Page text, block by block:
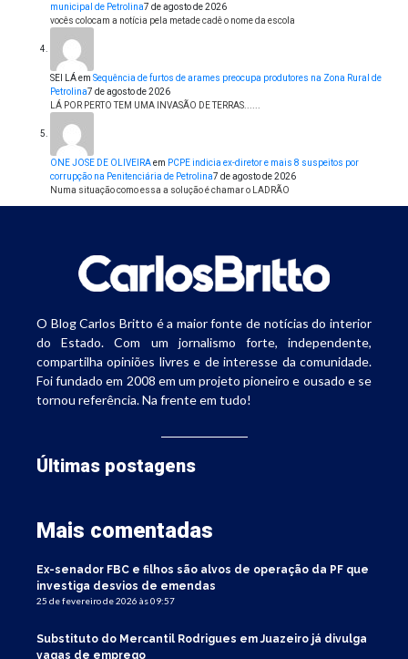
municipal de Petrolina7 de agosto de 2026
vocês colocam a notícia pela metade cadê o nome da escola
SEI LÁem Sequência de furtos de arames preocupa produtores na Zona Rural de
Petrolina7 de agosto de 2026
LÁ POR PERTO TEM UMA INVASÃO DE TERRAS......
ONE JOSE DE OLIVEIRAem PCPE indicia ex-diretor e mais 8 suspeitos por
corrupção na Penitenciária de Petrolina7 de agosto de 2026
Numa situação como essa a solução é chamar o LADRÃO
O Blog Carlos Britto é a maior fonte de notícias do interior
do Estado. Com um jornalismo forte, independente,
compartilha opiniões livres e de interesse da comunidade.
Foi fundado em 2008 em um projeto pioneiro e ousado e se
tornou referência. Na frente em tudo!
Últimas postagens
Mais comentadas
Ex-senador FBC e filhos são alvos de operação da PF que
investiga desvios de emendas
25 de fevereiro de 2026 às 09:57
Substituto do Mercantil Rodrigues em Juazeiro já divulga
vagas de emprego